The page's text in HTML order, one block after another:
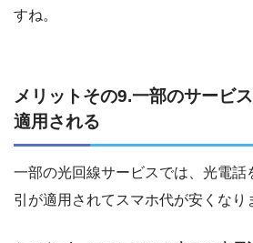
すね。
メリットその9.一部のサービ
適用される
一部の光回線サービスでは、光電話
引が適用されてスマホ代が安くなり